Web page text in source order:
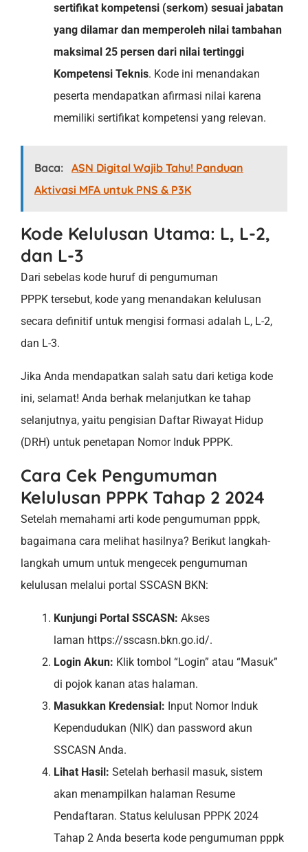
sertifikat kompetensi (serkom) sesuai jabatan
yang dilamar dan memperoleh nilai tambahan
maksimal 25 persen dari nilai tertinggi
Kompetensi Teknis. Kode ini menandakan
peserta mendapatkan afirmasi nilai karena
memiliki sertifikat kompetensi yang relevan.
Baca: ASN Digital Wajib Tahu! Panduan
Aktivasi MFA untuk PNS & P3K
Kode Kelulusan Utama: L, L-2,
dan L-3
Dari sebelas kode huruf di pengumuman
PPPK tersebut, kode yang menandakan kelulusan
secara definitif untuk mengisi formasi adalah L, L-2,
dan L-3.
Jika Anda mendapatkan salah satu dari ketiga kode
ini, selamat! Anda berhak melanjutkan ke tahap
selanjutnya, yaitu pengisian Daftar Riwayat Hidup
(DRH) untuk penetapan Nomor Induk PPPK.
Cara Cek Pengumuman
Kelulusan PPPK Tahap 2 2024
Setelah memahami arti kode pengumuman pppk,
bagaimana cara melihat hasilnya? Berikut langkah-
langkah umum untuk mengecek pengumuman
kelulusan melalui portal SSCASN BKN:
Kunjungi Portal SSCASN: Akses
laman https://sscasn.bkn.go.id/.
Login Akun: Klik tombol “Login” atau “Masuk”
di pojok kanan atas halaman.
Masukkan Kredensial: Input Nomor Induk
Kependudukan (NIK) dan password akun
SSCASN Anda.
Lihat Hasil: Setelah berhasil masuk, sistem
akan menampilkan halaman Resume
Pendaftaran. Status kelulusan PPPK 2024
Tahap 2 Anda beserta kode pengumuman pppk